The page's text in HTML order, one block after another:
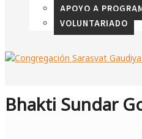
APOYO A
VOLUNTARIADO
Bhakti Sundar